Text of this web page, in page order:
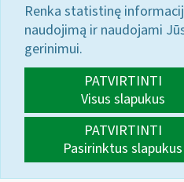
Renka statistinę
naudojimą ir naudojami
gerinimui.
PATVIRTINTI
Visus slapukus
PATVIRTINTI
Pasirinktus slapukus